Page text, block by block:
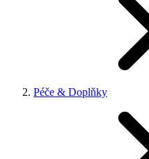
Péče & Doplňky